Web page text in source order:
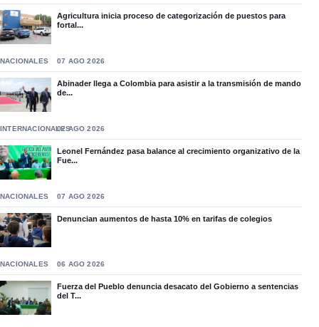
Agricultura inicia proceso de categorización de puestos para
fortal...
NACIONALES 07 AGO 2026
Abinader llega a Colombia para asistir a la transmisión de mando
de...
INTERNACIONALES07 AGO 2026
Leonel Fernández pasa balance al crecimiento organizativo de la
Fue...
NACIONALES 07 AGO 2026
Denuncian aumentos de hasta 10% en tarifas de colegios
NACIONALES 06 AGO 2026
Fuerza del Pueblo denuncia desacato del Gobierno a sentencias
del T...